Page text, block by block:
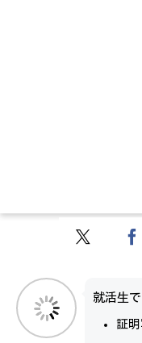
就活生で
証